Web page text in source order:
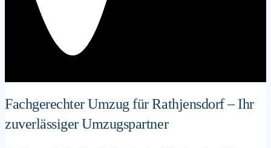
Fachgerechter Umzug für Rathjensdorf – Ihr
zuverlässiger Umzugspartner